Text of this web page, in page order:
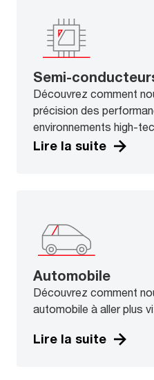
Semi-
Découvrez comment
précision des
environnements high-
Lire la suite
Automobile
Découvrez comment
automobile à aller plus
Lire la suite